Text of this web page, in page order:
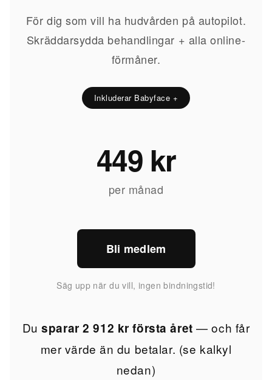
För dig som vill ha hudvården på autopilot.
Skräddarsydda behandlingar + alla online-
förmåner.
Inkluderar Babyface +
449 kr
per månad
Bli medlem
Säg upp när du vill, ingen bindningstid!
Dusparar 2 912 kr första året — och får
mer värde än du betalar. (se kalkyl
nedan)